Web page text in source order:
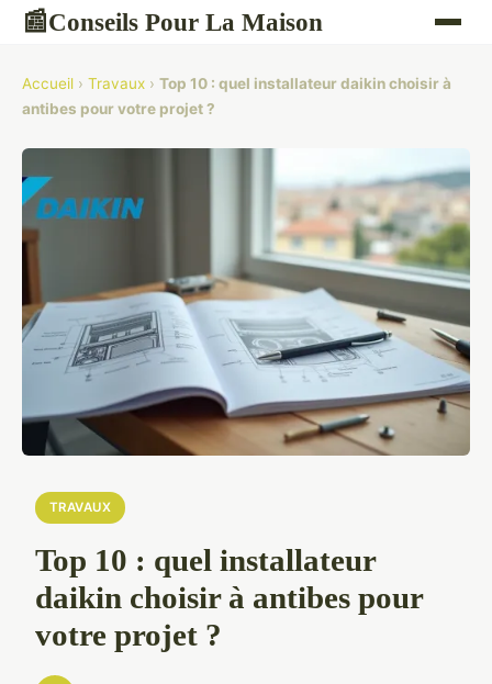
📰Conseils Pour La Maison
Accueil › Travaux › Top 10 : quel installateur daikin choisir à
antibes pour votre projet ?
TRAVAUX
Top 10 : quel installateur
daikin choisir à antibes pour
votre projet ?